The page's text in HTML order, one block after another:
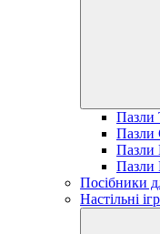
Пазли
Пазли
Пазли
Пазли
Посібники
Настільні